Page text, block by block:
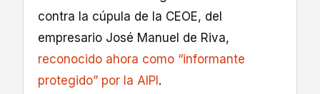
contra la cúpula de la CEOE, del
empresario José Manuel de Riva,
reconocido ahora como “informante
protegido” por la AIPI.